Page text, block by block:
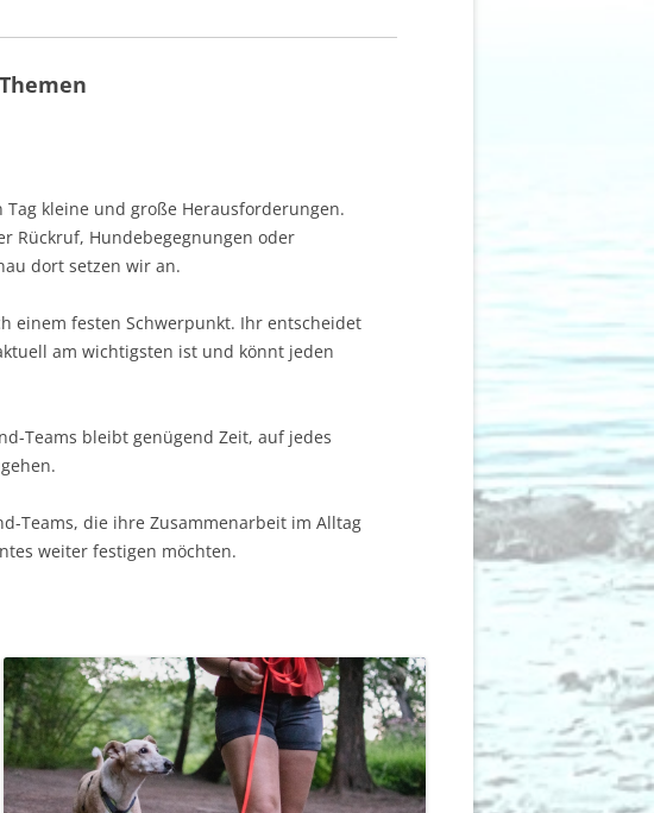
kleine und große Herausforderungen.
Rückruf, Hundebegegnungen oder
dort setzen wir an.
einem festen Schwerpunkt. Ihr entscheidet
am wichtigsten ist und könnt jeden
Teams bleibt genügend Zeit, auf jedes
Teams, die ihre Zusammenarbeit im Alltag
weiter festigen möchten.